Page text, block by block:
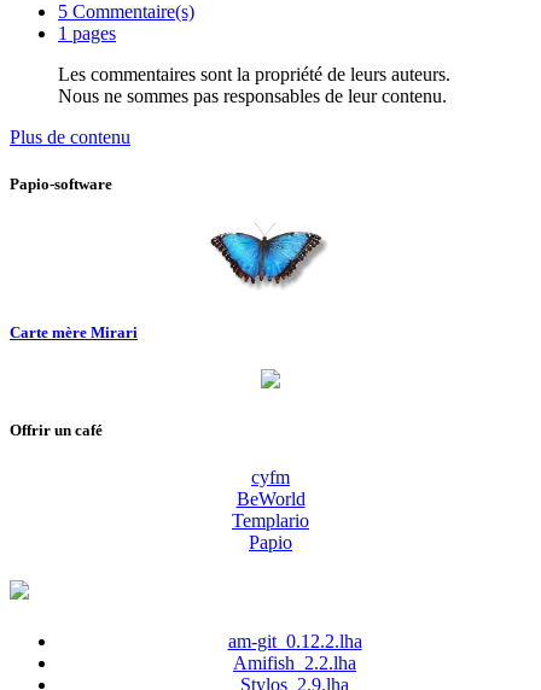
5 Commentaire(s)
1 pages
Les commentaires sont la propriété de leurs auteurs.
Nous ne sommes pas responsables de leur contenu.
Plus de contenu
Papio-software
Carte mère Mirari
Offrir un café
cyfm
BeWorld
Templario
Papio
am-git_0.12.2.lha
Amifish_2.2.lha
Stylos_2.9.lha